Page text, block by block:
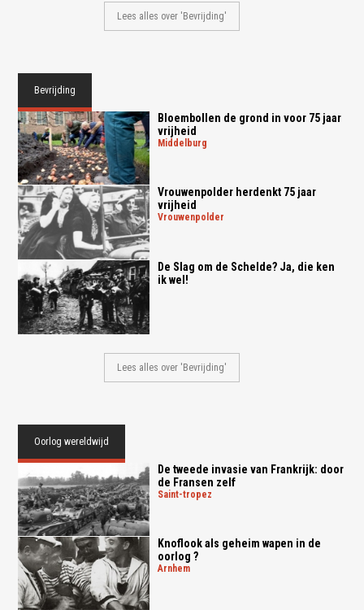
Lees alles over 'Bevrijding'
Bevrijding
Bloembollen de grond in voor 75 jaar
vrijheid
middelburg
Vrouwenpolder herdenkt 75 jaar
vrijheid
vrouwenpolder
De Slag om de Schelde? Ja, die ken
ik wel!
Lees alles over 'Bevrijding'
Oorlog wereldwijd
De tweede invasie van Frankrijk: door
de Fransen zelf
saint-tropez
Knoflook als geheim wapen in de
oorlog ?
arnhem